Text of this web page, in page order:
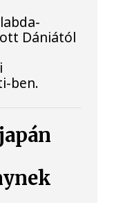
Dániától
ben.